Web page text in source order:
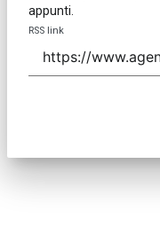
appunti.
RSS link